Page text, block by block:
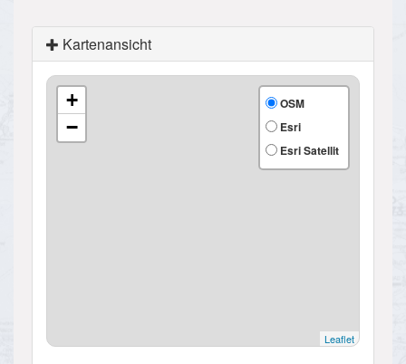
Kartenansicht
+
−
OSM
Esri
Esri Satellit
Leaflet